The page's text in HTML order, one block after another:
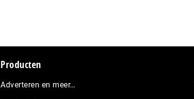
Producten
Adverteren en meer…